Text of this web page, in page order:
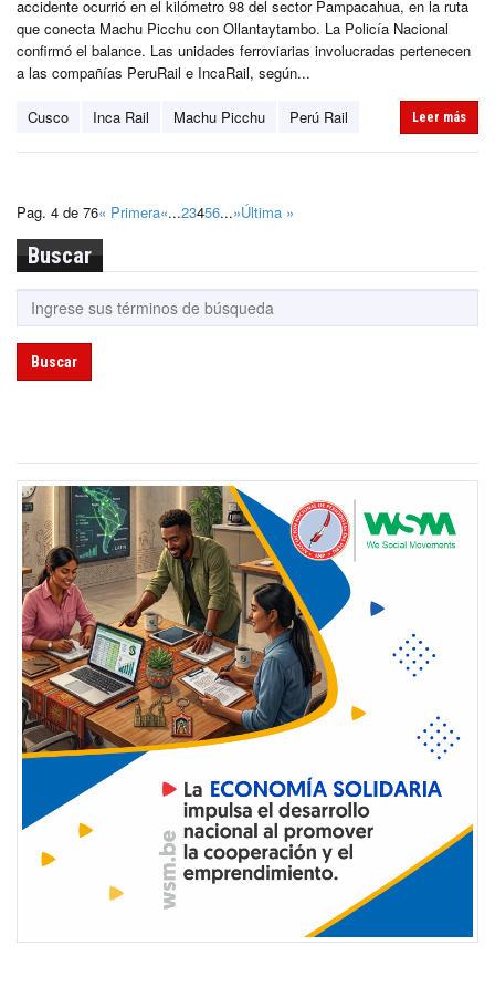
accidente ocurrió en el kilómetro 98 del sector Pampacahua, en la ruta
que conecta Machu Picchu con Ollantaytambo. La Policía Nacional
confirmó el balance. Las unidades ferroviarias involucradas pertenecen
a las compañías PeruRail e IncaRail, según...
Cusco Inca Rail Machu Picchu Perú Rail Leer más
Pag. 4 de 76« Primera«...23456...»Última »
Buscar
Buscar